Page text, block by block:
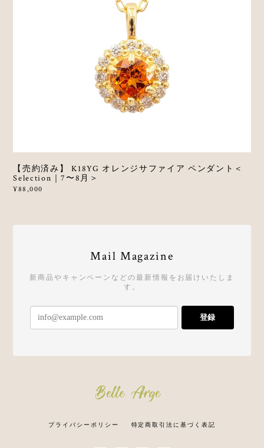
【売約済み】 K18YG オレンジサファイア ペンダント＜
Selection｜7〜8月＞
¥88,000
Mail Magazine
新商品やキャンペーンなどの最新情報をお届けいたしま
す。
登録
プライバシーポリシー 特定商取引法に基づく表記